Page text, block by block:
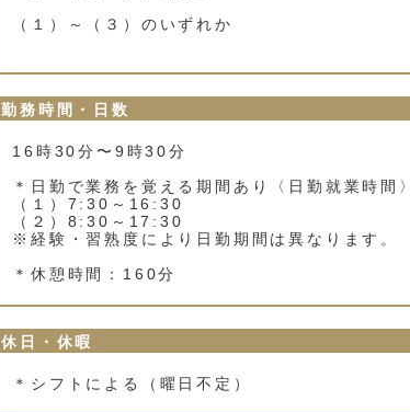
（１）～（３）のいずれか
勤務時間・日数
16時30分〜9時30分
＊日勤で業務を覚える期間あり〈日勤就業時間〉
（１）7:30～16:30
（２）8:30～17:30
※経験・習熟度により日勤期間は異なります。
＊休憩時間：160分
休日・休暇
＊シフトによる（曜日不定）